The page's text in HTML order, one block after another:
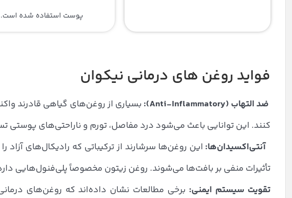
پوست استفاده شده است.
فواید روغن های درمانی نیکوان
ضد التهاب (Anti-Inflammatory):
بسیاری از روغن‌های گیاهی قادرند
کنند. این توانایی باعث می‌شود درد مفاصل، تورم و ناراحتی‌های پوستی
آنتی‌اکسیدان‌ها: این روغن‌ها سرشارند از ترکیباتی که رادیکال‌های
تأثیرات منفی بر بافت‌ها می‌شوند. روغن زیتون مخصوصاً پلی‌فنول‌هایی
تقویت سیستم ایمنی: برخی مطالعات نشان داده‌اند که روغن‌های